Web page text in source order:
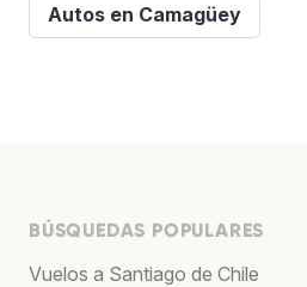
Autos en Camagüey
BÚSQUEDAS POPULARES
Vuelos a Santiago de Chile